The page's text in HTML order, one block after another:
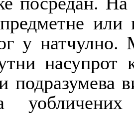
или
у
насупрот
подразумева